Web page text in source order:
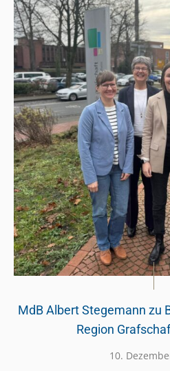
MdB Albert Stegemann zu
Region
10.